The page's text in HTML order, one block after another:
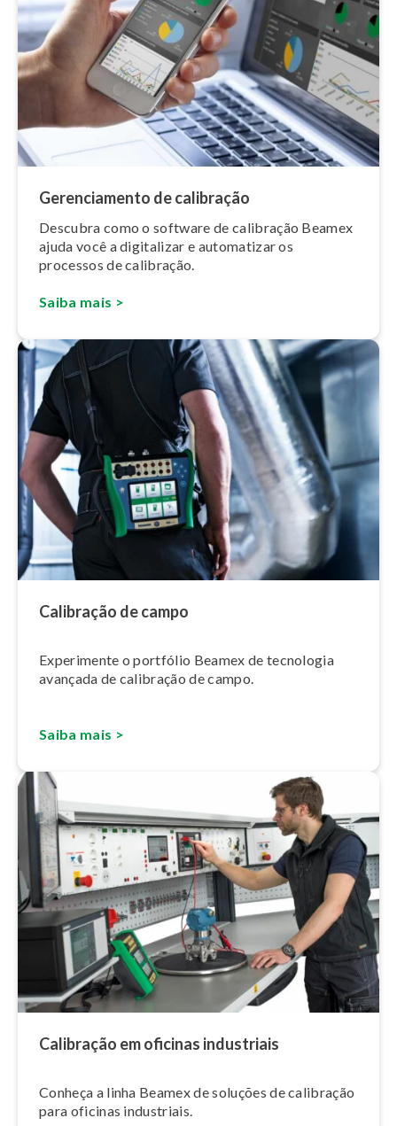
Ge­ren­ci­a­mento de calibração
Descubra como o software de calibração Beamex
ajuda você a digitalizar e automatizar os
processos de calibração.
Saiba mais >
Calibração de campo
Experimente o portfólio Beamex de tecnologia
avançada de calibração de campo.
Saiba mais >
Calibração emoficinas industriais
Conheça a linha Beamex de soluções de calibração
para oficinas industriais.